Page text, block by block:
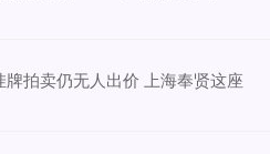
拍卖仍无人出价 上海奉贤这座